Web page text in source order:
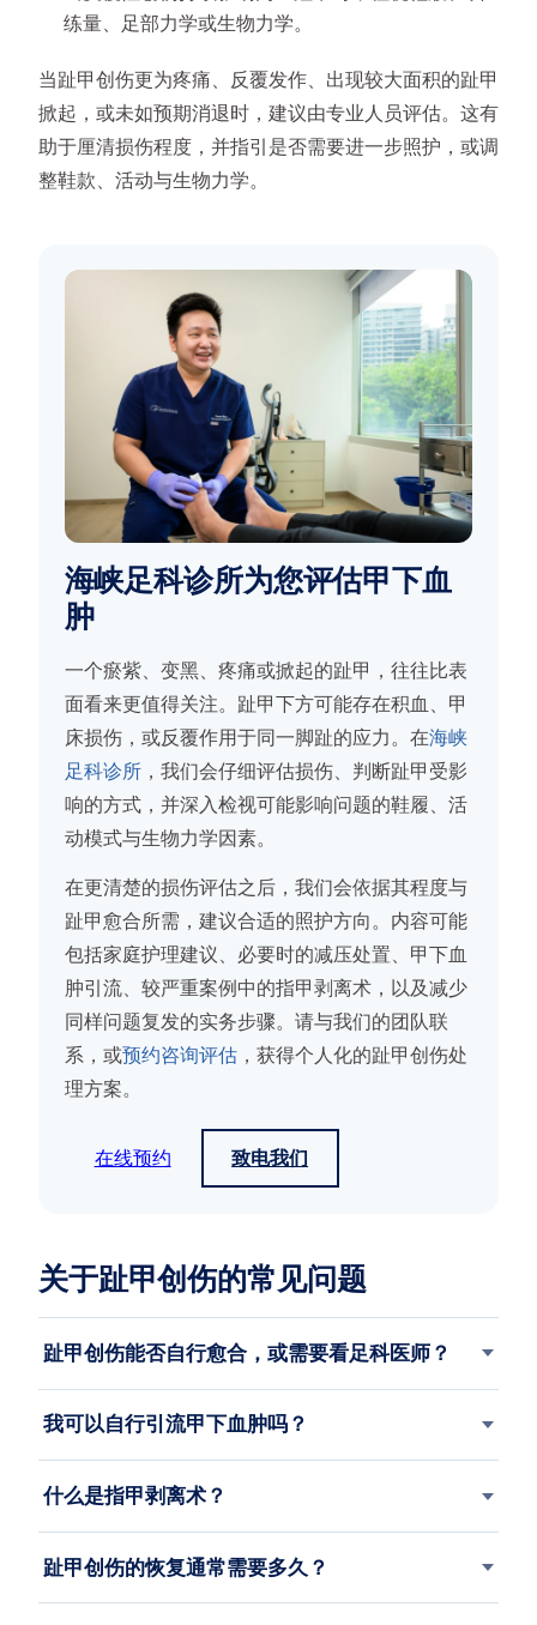
练量、足部力学或生物力学。
当趾甲创伤更为疼痛、反覆发作、出现较大面积的趾甲
掀起，或未如预期消退时，建议由专业人员评估。这有
助于厘清损伤程度，并指引是否需要进一步照护，或调
整鞋款、活动与生物力学。
海峡足科诊所为您评估甲下血
肿
一个瘀紫、变黑、疼痛或掀起的趾甲，往往比表
面看来更值得关注。趾甲下方可能存在积血、甲
床损伤，或反覆作用于同一脚趾的应力。在海峡
足科诊所，我们会仔细评估损伤、判断趾甲受影
响的方式，并深入检视可能影响问题的鞋履、活
动模式与生物力学因素。
在更清楚的损伤评估之后，我们会依据其程度与
趾甲愈合所需，建议合适的照护方向。内容可能
包括家庭护理建议、必要时的减压处置、甲下血
肿引流、较严重案例中的指甲剥离术，以及减少
同样问题复发的实务步骤。请与我们的团队联
系，或预约咨询评估，获得个人化的趾甲创伤处
理方案。
在线预约 致电我们
关于趾甲创伤的常见问题
趾甲创伤能否自行愈合，或需要看足科医师？
我可以自行引流甲下血肿吗？
什么是指甲剥离术？
趾甲创伤的恢复通常需要多久？